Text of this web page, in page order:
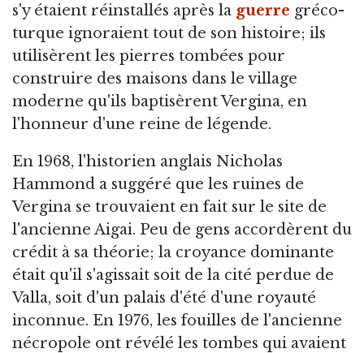
s'y étaient réinstallés après la guerre gréco-
turque ignoraient tout de son histoire; ils
utilisèrent les pierres tombées pour
construire des maisons dans le village
moderne qu'ils baptisèrent Vergina, en
l'honneur d'une reine de légende.
En 1968, l'historien anglais Nicholas
Hammond a suggéré que les ruines de
Vergina se trouvaient en fait sur le site de
l'ancienne Aigai. Peu de gens accordèrent du
crédit à sa théorie; la croyance dominante
était qu'il s'agissait soit de la cité perdue de
Valla, soit d'un palais d'été d'une royauté
inconnue. En 1976, les fouilles de l'ancienne
nécropole ont révélé les tombes qui avaient